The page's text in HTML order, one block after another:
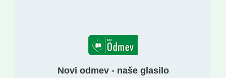
Novi odmev - naše glasilo